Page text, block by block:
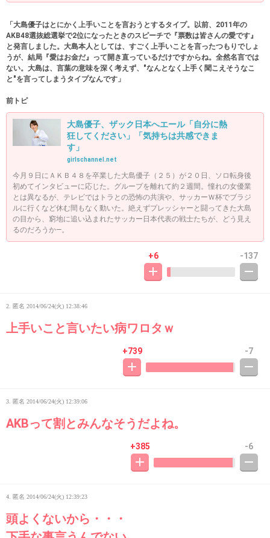
「大島優子はとにかく上手いことを言おうとするタイプ。以前、2011年の
AKB48選抜総選挙で2位になったときのスピーチで『票数は皆さんの愛です』
と発言しました。大島本人としては、すごく上手いことを言ったつもりでしょ
うが、結局『愛はお金だ』って開き直っているだけですからね。全然名言では
ない。大島は、言葉の意味を深く考えず、"なんとなく上手く聞こえそうなこ
と"を言ってしまうタイプなんです」
前トピ
大島優子、ザック日本へエール「自分に熱
狂してください」「気持ちは共感できま
す」
girlschannel.net
今月９日にＡＫＢ４８を卒業した大島優子（２５）が２０日、ソロ転身後
初めてインタビューに応じた。グループを離れて約２週間。憧れの女優業
とは異なるが、テレビではトラとの恐怖の共演や、サッカーＷ杯でブラジ
ルに行くなど休む間もなく動いた。絶えずプレッシャーと闘ってきた大島
の目から、窮地に追い込まれたサッカー日本代表の戦士たちが、どう見え
るのだろうか―。
+6 -137
2. 匿名 2014/06/24(火) 12:38:46
上手いこと言いたい病ワロタｗ
+739 -7
3. 匿名 2014/06/24(火) 12:39:06
AKBって割とみんなそうだよね。
+385 -6
4. 匿名 2014/06/24(火) 12:39:23
頭よくないから・・・